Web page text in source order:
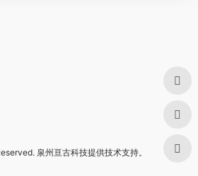
泉州亘古科技提供技术支持。